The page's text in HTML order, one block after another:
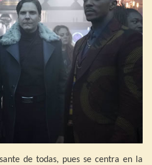
de todas, pues se centra en la